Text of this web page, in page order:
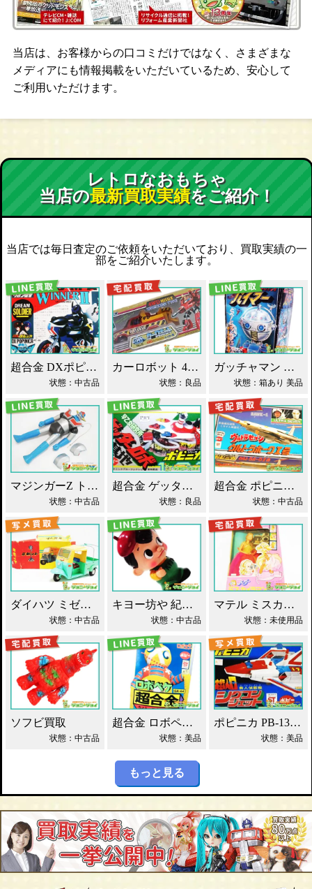
当店は、お客様からの口コミだけではなく、さまざまな
メディアにも情報掲載をいただいているため、安心して
ご利用いただけます。
レトロなおもちゃ
当店の最新買取実績をご紹介！
当店では毎日査定のご依頼をいただいており、買取実績の一
部をご紹介いたします。
超合金 DXポピニカ ウィナア2世 夢戦士ウイングマン PC-46 買取！
状態：中古品
カーロボット 4WD・レッカー車 ダイアクロン買取！
状態：良品
ガッチャマン パイマー DXジャンボマシンダー買取！
状態：箱あり 美品
マジンガーZ トーキング ソフビ マスダヤ買取！
状態：中古品
超合金 ゲッターロボ基地 早乙女研究所 買取！
状態：良品
超合金 ポピニカ ウルトラセブン ウルトラホーク1号 買取！
状態：中古品
ダイハツ ミゼット ブリキ マスダヤ買取！
状態：中古品
キヨー坊や 紀陽銀行 店頭用 貯金箱 ソフビ買取！
状態：中古品
マテル ミスカメラマン バービー人形 買取！
状態：未使用品
ソフビ買取
状態：中古品
超合金 ロボペケ GA-44 がんばれ!!ロボコン 買取！
状態：美品
ポピニカ PB-13 シグコンジェット 買取！
状態：美品
もっと見る